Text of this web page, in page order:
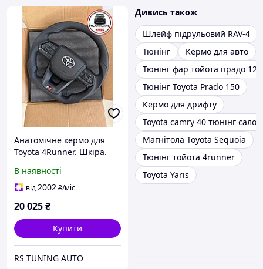
Анатомічне кермо для
Toyota 4Runner. Шкіра.
В наявності
від2002₴/міс
20 025₴
Купити
RS TUNING AUTO
Дивись також
Шлейф підрульовий RAV-4
Тюнінг
Кермо для авто
Тюнінг фар тойота прадо 120
Тюнінг Toyota Prado 150
Кермо для дрифту
Toyota camry 40 тюнінг
Магнітола Toyota Sequoia
Тюнінг тойота 4runner
Toyota Yaris